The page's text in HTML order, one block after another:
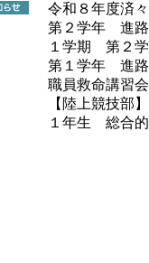
令和８年度済
第２学年 進路
１学期 第２
第１学年 進路
職員救命講習
【陸上競技部
１年生 総合